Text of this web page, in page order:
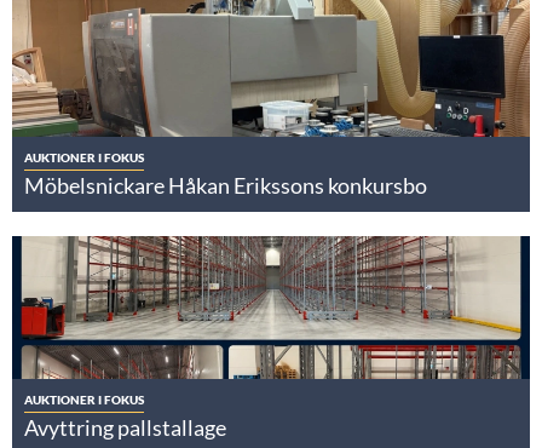
AUKTIONER I FOKUS
Möbelsnickare Håkan Erikssons konkursbo
AUKTIONER I FOKUS
Avyttring pallstallage